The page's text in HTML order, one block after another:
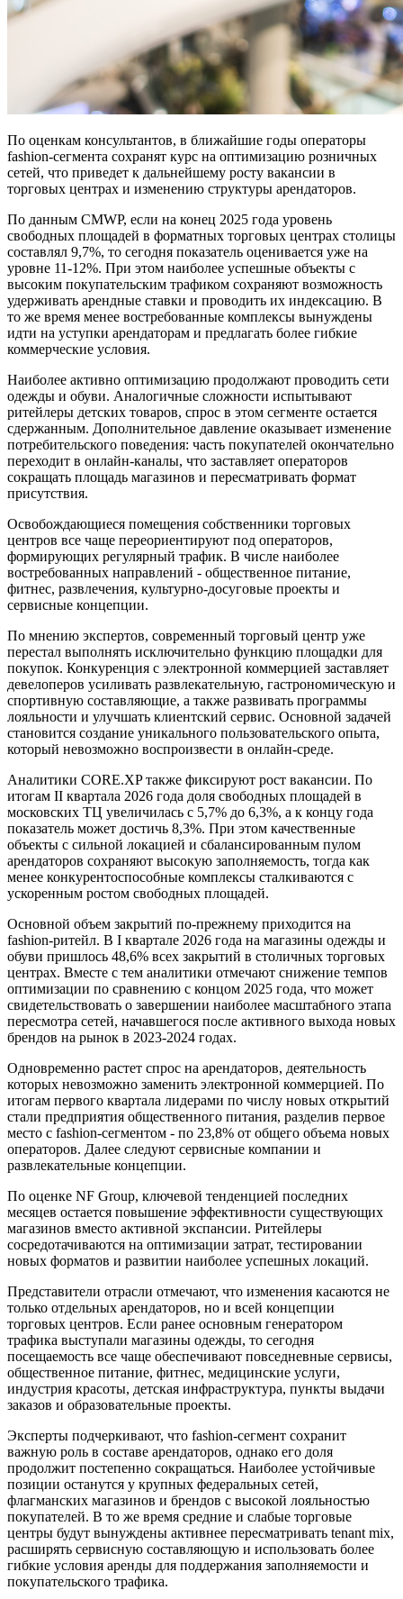
По оценкам консультантов, в ближайшие годы операторы
fashion-сегмента сохранят курс на оптимизацию розничных
сетей, что приведет к дальнейшему росту вакансии в
торговых центрах и изменению структуры арендаторов.
По данным CMWP, если на конец 2025 года уровень
свободных площадей в форматных торговых центрах столицы
составлял 9,7%, то сегодня показатель оценивается уже на
уровне 11-12%. При этом наиболее успешные объекты с
высоким покупательским трафиком сохраняют возможность
удерживать арендные ставки и проводить их индексацию. В
то же время менее востребованные комплексы вынуждены
идти на уступки арендаторам и предлагать более гибкие
коммерческие условия.
Наиболее активно оптимизацию продолжают проводить сети
одежды и обуви. Аналогичные сложности испытывают
ритейлеры детских товаров, спрос в этом сегменте остается
сдержанным. Дополнительное давление оказывает изменение
потребительского поведения: часть покупателей окончательно
переходит в онлайн-каналы, что заставляет операторов
сокращать площадь магазинов и пересматривать формат
присутствия.
Освобождающиеся помещения собственники торговых
центров все чаще переориентируют под операторов,
формирующих регулярный трафик. В числе наиболее
востребованных направлений - общественное питание,
фитнес, развлечения, культурно-досуговые проекты и
сервисные концепции.
По мнению экспертов, современный торговый центр уже
перестал выполнять исключительно функцию площадки для
покупок. Конкуренция с электронной коммерцией заставляет
девелоперов усиливать развлекательную, гастрономическую и
спортивную составляющие, а также развивать программы
лояльности и улучшать клиентский сервис. Основной задачей
становится создание уникального пользовательского опыта,
который невозможно воспроизвести в онлайн-среде.
Аналитики CORE.XP также фиксируют рост вакансии. По
итогам II квартала 2026 года доля свободных площадей в
московских ТЦ увеличилась с 5,7% до 6,3%, а к концу года
показатель может достичь 8,3%. При этом качественные
объекты с сильной локацией и сбалансированным пулом
арендаторов сохраняют высокую заполняемость, тогда как
менее конкурентоспособные комплексы сталкиваются с
ускоренным ростом свободных площадей.
Основной объем закрытий по-прежнему приходится на
fashion-ритейл. В I квартале 2026 года на магазины одежды и
обуви пришлось 48,6% всех закрытий в столичных торговых
центрах. Вместе с тем аналитики отмечают снижение темпов
оптимизации по сравнению с концом 2025 года, что может
свидетельствовать о завершении наиболее масштабного этапа
пересмотра сетей, начавшегося после активного выхода новых
брендов на рынок в 2023-2024 годах.
Одновременно растет спрос на арендаторов, деятельность
которых невозможно заменить электронной коммерцией. По
итогам первого квартала лидерами по числу новых открытий
стали предприятия общественного питания, разделив первое
место с fashion-сегментом - по 23,8% от общего объема новых
операторов. Далее следуют сервисные компании и
развлекательные концепции.
По оценке NF Group, ключевой тенденцией последних
месяцев остается повышение эффективности существующих
магазинов вместо активной экспансии. Ритейлеры
сосредотачиваются на оптимизации затрат, тестировании
новых форматов и развитии наиболее успешных локаций.
Представители отрасли отмечают, что изменения касаются не
только отдельных арендаторов, но и всей концепции
торговых центров. Если ранее основным генератором
трафика выступали магазины одежды, то сегодня
посещаемость все чаще обеспечивают повседневные сервисы,
общественное питание, фитнес, медицинские услуги,
индустрия красоты, детская инфраструктура, пункты выдачи
заказов и образовательные проекты.
Эксперты подчеркивают, что fashion-сегмент сохранит
важную роль в составе арендаторов, однако его доля
продолжит постепенно сокращаться. Наиболее устойчивые
позиции останутся у крупных федеральных сетей,
флагманских магазинов и брендов с высокой лояльностью
покупателей. В то же время средние и слабые торговые
центры будут вынуждены активнее пересматривать tenant mix,
расширять сервисную составляющую и использовать более
гибкие условия аренды для поддержания заполняемости и
покупательского трафика.